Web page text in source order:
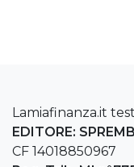
Lamiafinanza.it
EDITORE:
CF 14018850967